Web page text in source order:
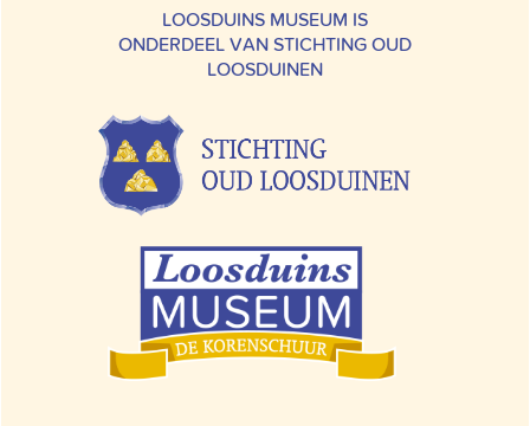
LOOSDUINS MUSEUM IS
ONDERDEEL VAN STICHTING OUD
LOOSDUINEN